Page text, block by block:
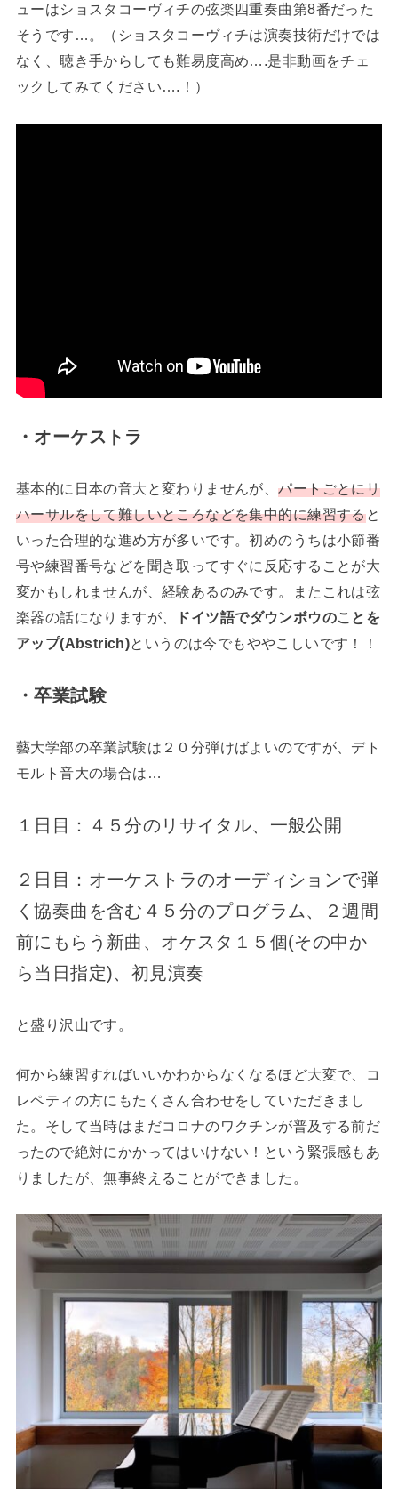
ューはショスタコーヴィチの弦楽四重奏曲第8番だった
そうです…。（ショスタコーヴィチは演奏技術だけでは
なく、聴き手からしても難易度高め….是非動画をチェ
ックしてみてください….！）
・オーケストラ
基本的に日本の音大と変わりませんが、パートごとにリ
ハーサルをして難しいところなどを集中的に練習すると
いった合理的な進め方が多いです。初めのうちは小節番
号や練習番号などを聞き取ってすぐに反応することが大
変かもしれませんが、経験あるのみです。またこれは弦
楽器の話になりますが、
ドイツ語でダウンボウのことを
アップ(Abstrich)というのは今でもややこしいです！！
・卒業試験
藝大学部の卒業試験は２０分弾けばよいのですが、デト
モルト音大の場合は…
１日目：４５分のリサイタル、一般公開
２日目：オーケストラのオーディションで弾
く協奏曲を含む４５分のプログラム、２週間
前にもらう新曲、オケスタ１５個(その中か
ら当日指定)、初見演奏
と盛り沢山です。
何から練習すればいいかわからなくなるほど大変で、コ
レペティの方にもたくさん合わせをしていただきまし
た。そして当時はまだコロナのワクチンが普及する前だ
ったので絶対にかかってはいけない！という緊張感もあ
りましたが、無事終えることができました。